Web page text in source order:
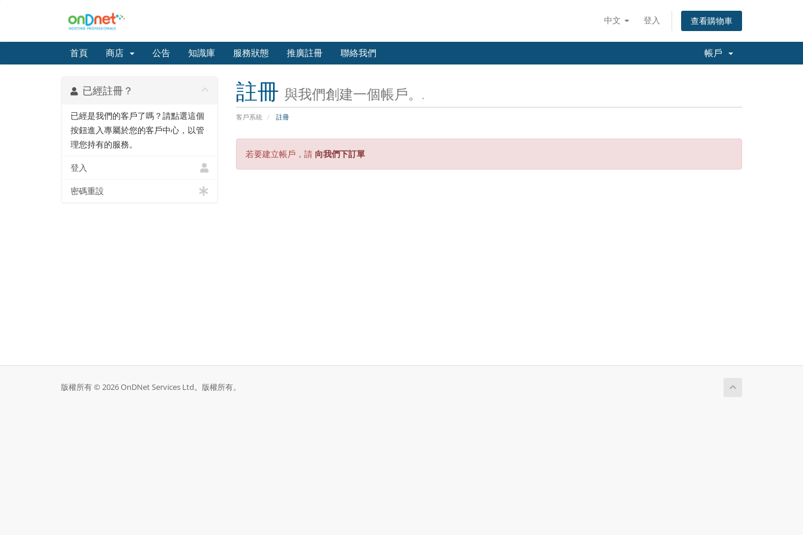
中文 登入 查看購物車
首頁 商店 公告 知識庫 服務狀態 推廣註冊 聯絡我們 帳戶
註冊 與我們創建一個帳戶。.
客戶系統 註冊
已經註冊？
已經是我們的客戶了嗎？請點選這個
按鈕進入專屬於您的客戶中心，以管
理您持有的服務。
登入
密碼重設
若要建立帳戶，請 向我們下訂單
版權所有 © 2026 OnDNet Services Ltd。版權所有。